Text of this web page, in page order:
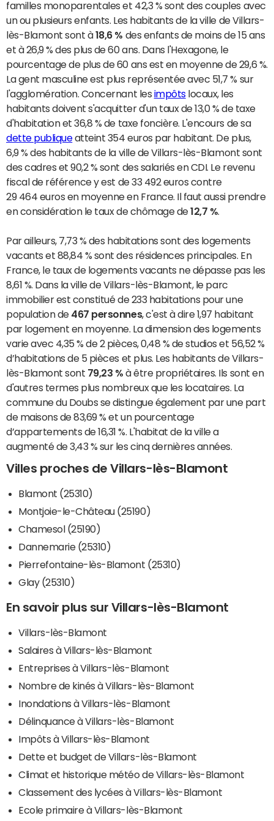
familles monoparentales et 42,3 % sont des couples avec
un ou plusieurs enfants. Les habitants de la ville de Villars-
lès-Blamont sont à18,6 % des enfants de moins de 15 ans
et à 26,9 % des plus de 60 ans. Dans l'Hexagone, le
pourcentage de plus de 60 ans est en moyenne de 29,6 %.
La gent masculine est plus représentée avec 51,7 % sur
l'agglomération. Concernant les impôtslocaux, les
habitants doivent s'acquitter d'un taux de 13,0 % de taxe
d'habitation et 36,8 % de taxe foncière. L'encours de sa
dette publiqueatteint 354 euros par habitant. De plus,
6,9 % des habitants de la ville de Villars-lès-Blamont sont
des cadres et 90,2 % sont des salariés en CDI. Le revenu
fiscal de référence y est de 33 492 euros contre
29 464 euros en moyenne en France. Il faut aussi prendre
en considération le taux de chômage de12,7 %.
Par ailleurs, 7,73 % des habitations sont des logements
vacants et 88,84 % sont des résidences principales. En
France, le taux de logements vacants ne dépasse pas les
8,61 %. Dans la ville de Villars-lès-Blamont, le parc
immobilier est constitué de 233 habitations pour une
population de 467 personnes, c'est à dire 1,97 habitant
par logement en moyenne. La dimension des logements
varie avec 4,35 % de 2 pièces, 0,48 % de studios et 56,52 %
d’habitations de 5 pièces et plus. Les habitants de Villars-
lès-Blamont sont 79,23 % à être propriétaires. Ils sont en
d'autres termes plus nombreux que les locataires. La
commune du Doubs se distingue également par une part
de maisons de 83,69 % et un pourcentage
d’appartements de 16,31 %. L'habitat de la ville a
augmenté de 3,43 % sur les cinq dernières années.
Villes proches de Villars-lès-Blamont
Blamont (25310)
Montjoie-le-Château (25190)
Chamesol (25190)
Dannemarie (25310)
Pierrefontaine-lès-Blamont (25310)
Glay (25310)
En savoir plus sur Villars-lès-Blamont
Villars-lès-Blamont
Salaires à Villars-lès-Blamont
Entreprises à Villars-lès-Blamont
Nombre de kinés à Villars-lès-Blamont
Inondations à Villars-lès-Blamont
Délinquance à Villars-lès-Blamont
Impôts à Villars-lès-Blamont
Dette et budget de Villars-lès-Blamont
Climat et historique météo de Villars-lès-Blamont
Classement des lycées à Villars-lès-Blamont
Ecole primaire à Villars-lès-Blamont